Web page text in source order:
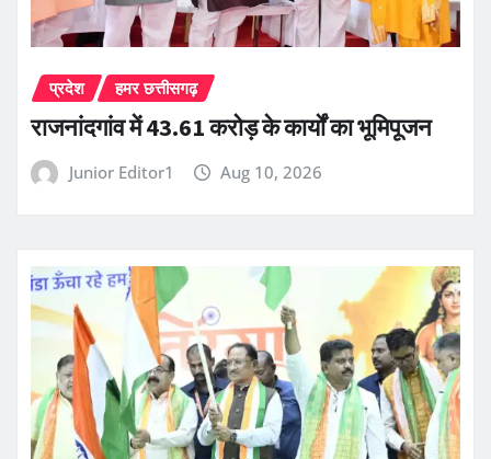
प्रदेश हमर छत्तीसगढ़
राजनांदगांव में 43.61 करोड़ के कार्यों का भूमिपूजन
Junior Editor1 Aug 10, 2026